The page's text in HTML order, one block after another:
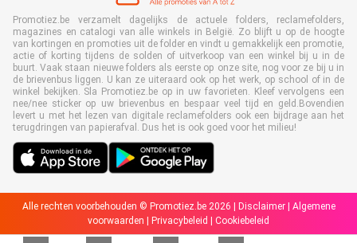
Promotiez.be verzamelt dagelijks de actuele folders, reclamefolders,
magazines en catalogi van alle winkels in België. Zo blijft u op de hoogte
van kortingen en promoties uit de folder en vindt u gemakkelijk een promotie,
actie of korting tijdens de solden of uitverkoop van een winkel bij u in de
buurt. Vaak staan nieuwe folders als eerste op onze site, nog voor ze bij u in
de brievenbus liggen. U kan ze uiteraard ook op het werk, op school of in de
winkel bekijken. Sla Promotiez.be op in uw favorieten. Kleef vervolgens een
nee/nee sticker op uw brievenbus en bespaar veel tijd en geld.Bovendien
levert u met het lezen van digitale reclamefolders ook een bijdrage aan het
terugdringen van papierafval. Dus het is ook goed voor het milieu!
Alle rechten voorbehouden © Promotiez.be 2026 | Disclaimer| Algemene
voorwaarden | Privacybeleid | Cookiebeleid